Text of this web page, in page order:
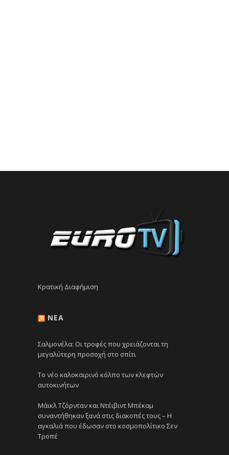
Κρατική Διαφήμιση
NEA
Σαλμονέλα: Οι τροφές που χρειάζονται τη
μεγαλύτερη προσοχή στο σπίτι
Το νέο καλοκαιρινό κόλπο των κλεφτών
αυτοκινήτων
Μάικλ Τζόρνταν και Ντέιβιντ Μπέκαμ
συναντήθηκαν ξανά στις διακοπές τους – Η
αγκαλιά που έδωσαν στο κοσμοπολίτικο Σεν
Τροπέ